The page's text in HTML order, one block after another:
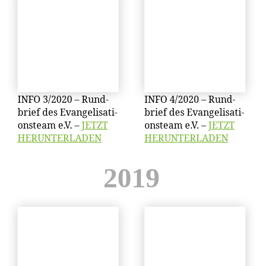
INFO 3/​2020 – Rund­
brief des Evan­ge­li­sa­ti­
ons­team e.V. –JETZT
HERUNTERLADEN
INFO 4/​2020 – Rund­
brief des Evan­ge­li­sa­ti­
ons­team e.V. –JETZT
HERUNTERLADEN
2019